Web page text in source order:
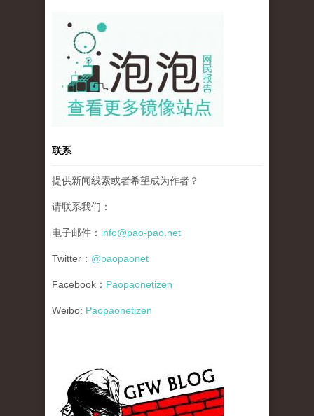
pao-pao-banner-mirror-site-120814.jpg
联系
提供新闻线索或者希望成为作者？
请联系我们：
电子邮件： info@pao-pao.net
Twitter： @paopaonet
Facebook： Paopaonetizen
Weibo: Paopaonetizen
gfw_blog_small.jpg